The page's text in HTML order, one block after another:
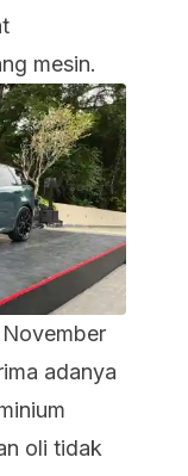
mesin.
adanya
oli tidak